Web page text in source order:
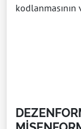
kodlanmasının